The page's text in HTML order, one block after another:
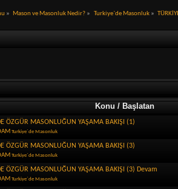
» Mason ve Masonluk Nedir? » Turkiye`de Masonluk»
Konu / Başlatan
ÖZGÜR MASONLUĞUN YAŞAMA BAKIŞI (1)
Turkiye`de Masonluk
ÖZGÜR MASONLUĞUN YAŞAMA BAKIŞI (3)
Turkiye`de Masonluk
ÖZGÜR MASONLUĞUN YAŞAMA BAKIŞI (3) Devam
Turkiye`de Masonluk